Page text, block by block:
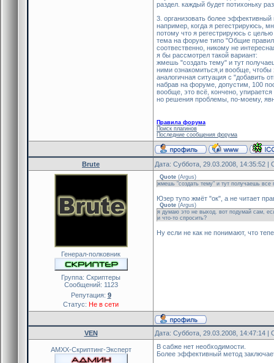
раздел. каждый будет потихоньку
3. организовать более
например, когда я регестрируюсь,
потому что я регестрируюсь с
тема на форуме типо "Общие
соотвественно, никому не
я бы рассмотрел такой вариант:
жмешь "создать тему" и тут
ними ознакомиться,и вообще, чтобы
аналогичная ситуация с "добавить
набрав на форуме, допустим, 100
вообще, это всё, кончено,
но решения проблемы, по-моему,
Правила форума
Поиск плагинов
Последние сообщения форума
Brute Дата: Суббота, 29.03.2008, 14:35:52
Генерал-полковник
Группа: Скриптеры
Сообщений: 1123
Репутация: 9
Статус: Не в сети
Quote (Argus)
жмешь "создать тему" и тут получаешь все
Юзер тупо жмёт "ок", а не читает
Quote (Argus)
я думаю это не выход. вот подумай сам,
и что-то спросить?
Ну если не как не понимают, что
VEN Дата: Суббота, 29.03.2008, 14:47:14
AMXX-Скриптинг-Эксперт
В сабже нет необходимости.
Более эффективный метод